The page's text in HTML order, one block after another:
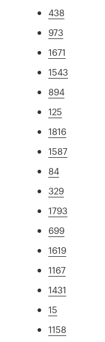
438
973
1671
1543
894
125
1816
1587
84
329
1793
699
1619
1167
1431
15
1158